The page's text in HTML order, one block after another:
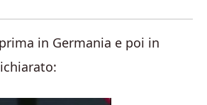
in Germania e poi in